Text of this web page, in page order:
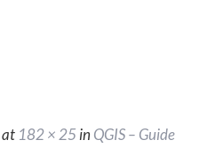
at 182 × 25 inQGIS – Guide